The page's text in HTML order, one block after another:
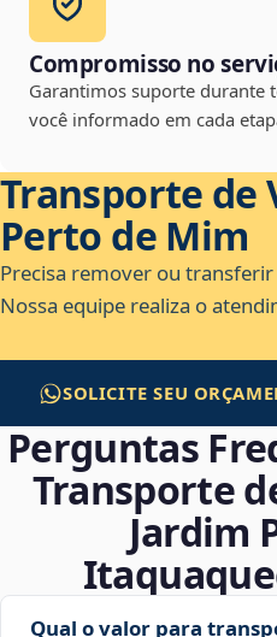
Compromisso no
Garantimos suporte durante
você informado em cada
Transporte de
Perto de Mim
Precisa remover ou
Nossa equipe realiza o
SOLICITE SEU
Perguntas
Transporte
Jardim
Qual o valor para